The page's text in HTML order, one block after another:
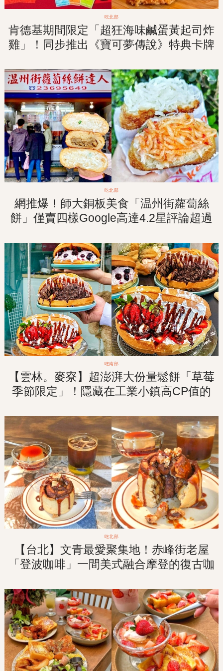
吃北部
肯德基期間限定「超狂海味鹹蛋黃起司炸
雞」！同步推出《寶可夢傳說》特典卡牌
開賣！
吃北部
網推爆！師大銅板美食「温州街蘿蔔絲
餅」僅賣四樣Google高達4.2星評論超過
吃南部
【雲林。麥寮】超澎湃大份量鬆餅「草莓
季節限定」！隱藏在工業小鎮高CP值的
吃北部
【台北】文青最愛聚集地！赤峰街老屋
「登波咖啡」一間美式融合摩登的復古咖